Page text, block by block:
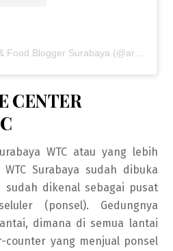
A post shared by Travel & Food Blogger Surabaya (@archtravelfood)
CENTER
WTC atau yang lebih
Surabaya sudah dibuka
sudah dikenal sebagai pusat
(ponsel). Gedungnya
dimana di semua lantai
counter yang menjual ponsel